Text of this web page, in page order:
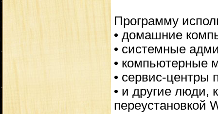
Программу
• домашние
• системные
• компьютерные
• сервис-центры
• и другие люди,
переустановкой